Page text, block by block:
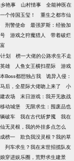
艳事 山村情事
全能神医在
个传国玉玺！
重生之都市仙
刑警使命
最强罗斯：经验加
游戏之狩魔猎人
带着破烂
划
榜一大佬的公路求生不走
雄 人鱼女王横扫星际
游戏
Boss都想独占我
诡异入侵：
后，全星际大佬吻上来了
小
农场
末日游戏：我开无敌战
动城堡
无限求生：囤废品也
破车 我在古代斩梦魇
我在
无灵根，我的外挂多点怎么
榜一
欺负我没灵根？我的草
列车求生？我在末世招揽队友
穿进娱乐圈，荒野求生建景